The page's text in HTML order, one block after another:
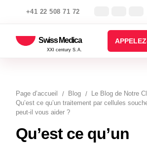
+41 22 508 71 72
Swiss Medica
XXI century S.A.
Page d’accueil Blog
Le Blog de Notre
Qu’est ce qu’un traitement par cellules
peut-il vous aider ?
Qu’est ce qu’un